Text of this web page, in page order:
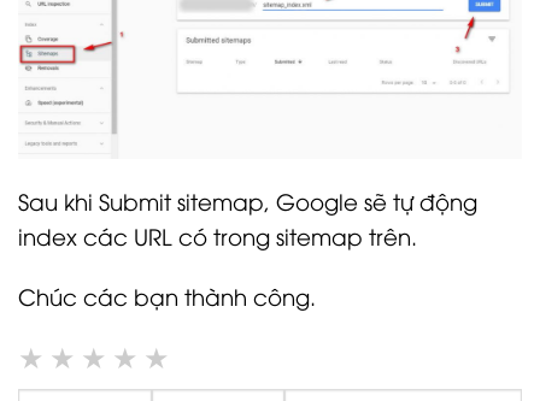
Sau khi Submit sitemap, Google sẽ tự động
index các URL có trong sitemap trên.
Chúc các bạn thành công.
★ ★ ★ ★ ★